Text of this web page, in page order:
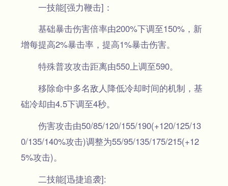
一技能[强力鞭击]：
基础暴击伤害倍率由200%下调至150%，新
增每提高2%暴击率，提高1%暴击伤害。
特殊普攻攻击距离由550上调至590。
移除命中多名敌人降低冷却时间的机制，基
础冷却由4.5下调至4秒。
伤害攻击由50/85/120/155/190(+120/125/13
0/135/140%攻击)调整为55/95/135/175/215(+12
5%攻击)。
二技能[迅捷追袭]: